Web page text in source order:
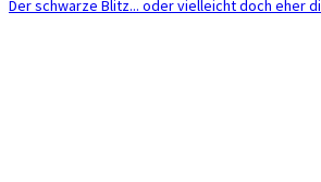
Der schwarze Blitz... oder vielleicht doch eher di